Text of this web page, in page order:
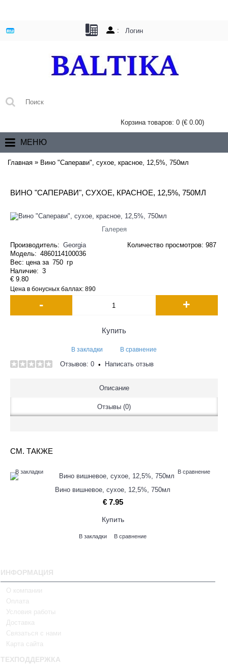
: Логин
Корзина товаров: 0 (€ 0.00)
МЕНЮ
Главная » Вино "Саперави", сухое, красное, 12,5%, 750мл
ВИНО "САПЕРАВИ", СУХОЕ, КРАСНОЕ, 12,5%, 750МЛ
Галерея
Количество просмотров: 987
Производитель: Georgia
Модель: 4860114100036
Вес: цена за 750 гр
Наличие: 3
€ 9.80
Цена в бонусных баллах: 890
- +
Купить
В закладки В сравнение
Отзывов: 0 • Написать отзыв
Описание
Отзывы (0)
СМ. ТАКЖЕ
В закладки В сравнение
Вино вишневое, сухое, 12,5%, 750мл
€ 7.95
Купить
В закладки В сравнение
ИНФОРМАЦИЯ
О компании
Оплата
Условия работы
Доставка
Связаться с нами
Карта сайта
ТЕХПОДДЕРЖКА